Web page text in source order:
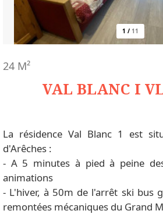
1 / 11
VAL BLANC I
24 M²
La résidence Val Blanc 1 est
d'Arêches :
- A 5 minutes à pied à peine
animations
- L'hiver, à 50m de l'arrêt ski bus
remontées mécaniques du Grand